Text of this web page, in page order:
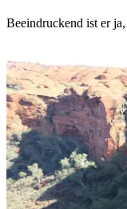
Beeindruckend ist er